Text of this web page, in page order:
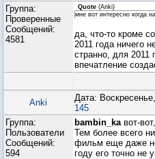
Группа:
Проверенные
Сообщений:
4581
Quote (Anki)
мне вот интересно когда
да, что-то кроме
2011 года ничего
странно, для 2011
впечатление
Anki
Дата:
145
Группа:
Пользователи
Сообщений:
594
bambin_kaвот-
Тем более всего
фильм еще даже
году его точно не